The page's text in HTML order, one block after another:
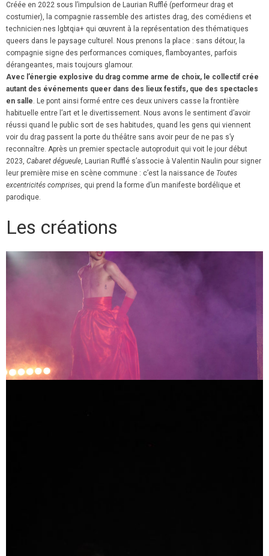
Créée en 2022 sous l’impulsion de Laurian Rufflé (performeur drag et
costumier), la compagnie rassemble des artistes drag, des comédiens et
technicien·nes lgbtqia+ qui œuvrent à la représentation des thématiques
queers dans le paysage culturel. Nous prenons la place : sans détour, la
compagnie signe des performances comiques, flamboyantes, parfois
dérangeantes, mais toujours glamour.
Avec l’énergie explosive du drag comme arme de choix, le collectif crée
autant des événements queer dans des lieux festifs, que des spectacles
en salle. Le pont ainsi formé entre ces deux univers casse la frontière
habituelle entre l’art et le divertissement. Nous avons le sentiment d’avoir
réussi quand le public sort de ses habitudes, quand les gens qui viennent
voir du drag passent la porte du théâtre sans avoir peur de ne pas s’y
reconnaître. Après un premier spectacle autoproduit qui voit le jour début
2023, Cabaret dégueule, Laurian Rufflé s’associe à Valentin Naulin pour signer
leur première mise en scène commune : c’est la naissance de Toutes
excentricités comprises, qui prend la forme d’un manifeste bordélique et
parodique.
Les créations